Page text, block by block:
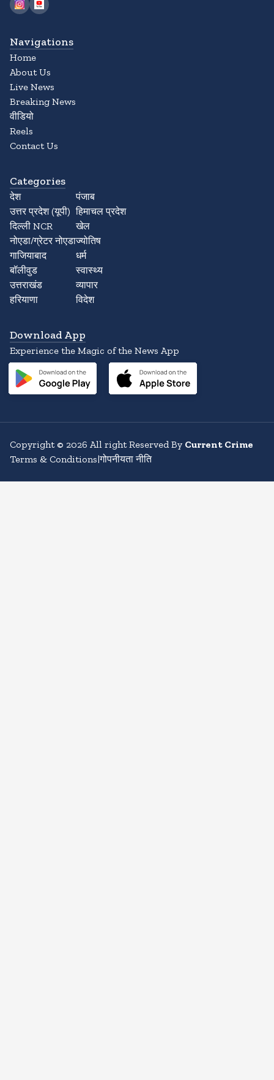
Navigations
Home
About Us
Live News
Breaking News
वीडियो
Reels
Contact Us
Categories
देश
उत्तर प्रदेश (यूपी)
दिल्ली NCR
नोएडा/ग्रेटर नोएडा
गाजियाबाद
बॉलीवुड
उत्तराखंड
हरियाणा
पंजाब
हिमाचल प्रदेश
खेल
ज्योतिष
धर्म
स्वास्थ्य
व्यापार
विदेश
Download App
Experience the Magic of the News App
Copyright© 2026 All right Reserved By Current Crime
Terms & Conditions|गोपनीयता नीति